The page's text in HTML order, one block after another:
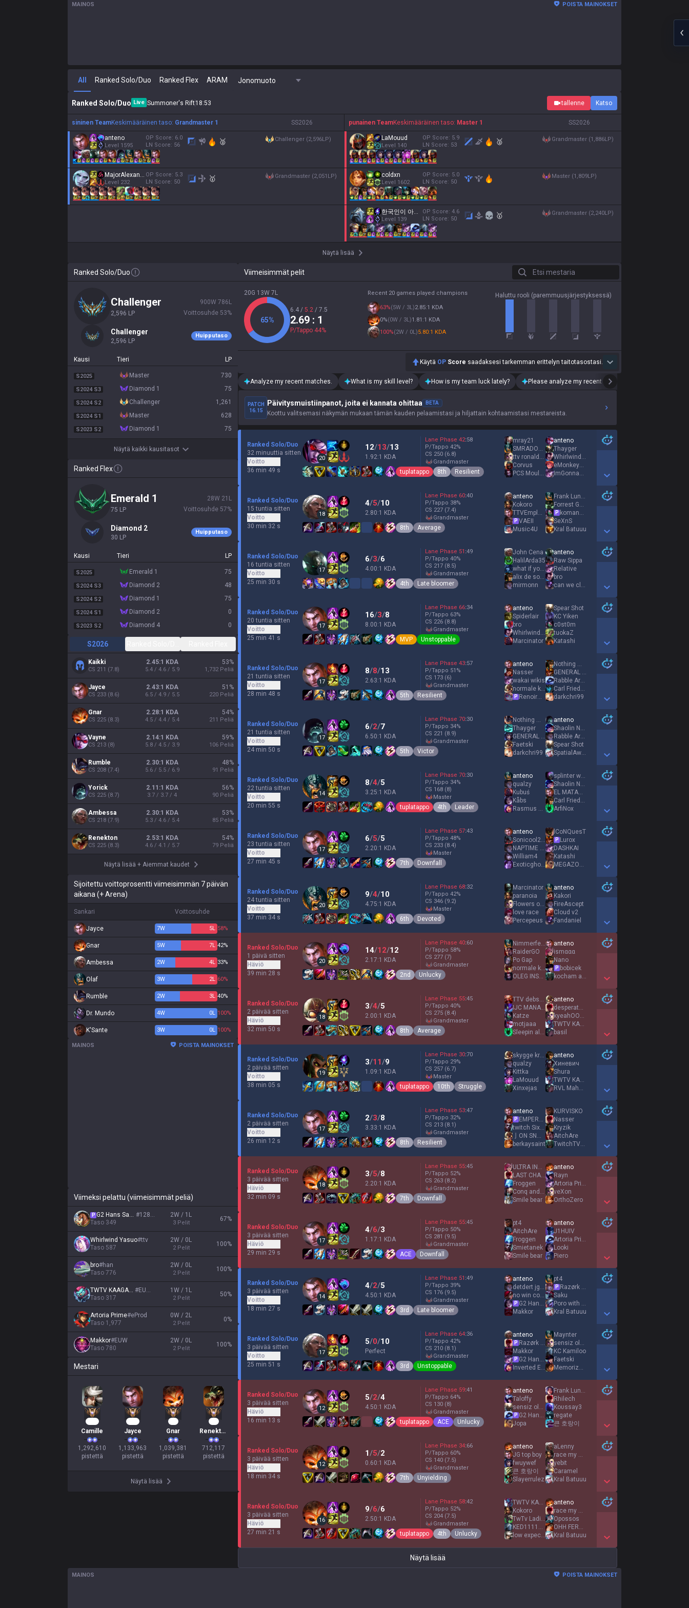
MAINOS POISTA MAINOKSET
All Ranked Solo/Duo Ranked Flex ARAM Jonomuoto
Ranked Solo/Duo Live Summoner's Rift18:54 tallenne Katso
sininen TeamKeskimääräinen taso: Grandmaster 1 SS2026
anteno
Level 1595
OP Score: 6.0
LN Score: 56 🥈 challenger (2,596LP)
MajorAlexander1
Level 232
OP Score: 5.3
LN Score: 50 🥇 grandmaster (2,051LP)
punainen TeamKeskimääräinen taso: Master 1 SS2026
LaMouud
Level 140
OP Score: 5.9
LN Score: 53 🥈 grandmaster (1,886LP)
coldxn
Level 1602
OP Score: 5.0
LN Score: 50
master (1,809LP)
한국인이 아니다
Level 139
OP Score: 4.6
LN Score: 50 🥇 grandmaster (2,240LP)
Näytä lisää
Ranked Solo/Duo
challenger
2,596 LP
900W 786 L
Voittosuhde 53%
challenger
2,596 LP
Huipputaso
Kausi Tieri LP
S2025 master 730
S2024 S3 diamond 1 75
S2024 S2 challenger 1,261
S2024 S1 master 628
S2023 S2 diamond 1 75
Näytä kaikki kausitasot
Ranked Flex
emerald 1
75 LP
28W 21 L
Voittosuhde 57%
diamond 2
30 LP
Huipputaso
Kausi Tieri LP
S2025 emerald 1 75
S2024 S3 diamond 2 48
S2024 S2 diamond 1 75
S2024 S1 diamond 2 0
S2023 S2 diamond 4 0
S2026
Kaikki
CS 211 (7.8)
2.45:1 KDA
5.4 / 4.6 / 5.9
53%
1,732 Peliä
Jayce
CS 233 (8.6)
2.43:1 KDA
6.5 / 4.9 / 5.5
51 %
220 Peliä
Gnar
CS 225 (8.3)
2.28:1 KDA
4.5 / 4.4 / 5.4
54%
211 Peliä
Vayne
CS 213 (8)
2.14:1 KDA
5.8 / 4.5 / 3.9
59%
106 Peliä
Rumble
CS 208 (7.4)
2.30:1 KDA
5.6 / 5.5 / 6.9
48%
91 Peliä
Yorick
CS 225 (8.7)
2.11:1 KDA
3.7 / 3.7 / 4
56%
90 Peliä
Ambessa
CS 218 (7.9)
2.30:1 KDA
5.3 / 4.6 / 5.4
53%
85 Peliä
Renekton
CS 225 (8.3)
2.53:1 KDA
4.6 / 4.1 / 5.7
54%
79 Peliä
Näytä lisää + Aiemmat kaudet
Sijoitettu voittoprosentti viimeisimmän 7 päivän
aikana (+ Arena)
Sankari Voittosuhde
Jayce 7W 5L 58%
Gnar 5W 7L 42%
Ambessa 2W 4L 33%
Olaf 3W 2L 60%
Rumble 2W 3L 40%
Dr. Mundo 4W 0L 100%
K'Sante 3W 0L 100%
MAINOS POISTA MAINOKSET
Viimeksi pelattu (viimeisimmät peliä)
P G2 Hans Sama #12838
Taso 349
2W / 1L
3 Pelit
67%
Whirlwind Yasuo#ttv
Taso 587
2W / 0L
2 Pelit
100%
bro#han
Taso 776
2W / 0L
2 Pelit
100%
TWTV KAAGAROO #EUW11
Taso 317
1W / 1L
2 Pelit
50%
Αrtoria Prime#eProd
Taso 1,977
0W / 2L
2 Pelit
0%
Makkor#EUW
Taso 780
2W / 0L
2 Pelit
100%
Mestari
Camille
1,292,610
pistettä
Jayce
1,133,963
pistettä
Gnar
1,039,381
pistettä
Renekton
712,117
pistettä
Näytä lisää
Viimeisimmät pelit Etsi mestaria
20G 13W 7L
65%
6.4 / 5.2 / 7.5
2.69 : 1
P/Tappo 44%
Recent 20 games played champions
63%(5W / 3L)2.85:1 KDA
0%(0W / 3L)1.81:1 KDA
100%(2W / 0L)5.80:1 KDA
Haluttu rooli (paremmuusjärjestyksessä)
Käytä OP Score saadaksesi tarkemman erittelyn taitotasostasi.
Analyze my recent matches. What is my skill level? How is my team luck lately? Please analyze my recent playstyle.
PATCH
16.15
Päivitysmuistiinpanot, joita ei kannata ohittaa BETA
Koottu valitsemasi näkymän mukaan tämän kauden pelaamistasi ja hiljattain kohtaamistasi mestareista.
Ranked Solo/Duo
32 minuuttia sitten
Voitto
36 min 49 s
20
12/13/13
1.92:1 KDA
Lane Phase 42:58
P/Tappo 42%
CS 250 (6.8)
grandmaster
tuplatappo 8th Resilient
mray21
SMRADOCH ZICSSI
ttv ronaldoo
Corvus
PCS Moule frite
anteno
Thayger
Whirlwind Yasuo
eMonkeyz Run
ImGonnaGrowWings
Show More Detail Games
Ranked Solo/Duo
15 tuntia sitten
Voitto
30 min 32 s
18
4/5/10
2.80:1 KDA
Lane Phase 60:40
P/Tappo 38%
CS 227 (7.4)
grandmaster
8th Average
anteno
Kokoro
TTVEmploid
P VAEII
Music4U
Frank Lundy
Forrest Gump
P
komanche uchiha
SeXnS
Kral Batuuu
Show More Detail Games
Ranked Solo/Duo
16 tuntia sitten
Voitto
25 min 30 s
17
6/3/6
4.00:1 KDA
Lane Phase 51 :49
P/Tappo 40%
CS 217 (8.5)
grandmaster
4th Late bloomer
John Cena
HalilArda35
what if you fly
alix de souza
mirmonn
anteno
Raw Sippa
Relative
bro
can we click
Show More Detail Games
Ranked Solo/Duo
20 tuntia sitten
Voitto
25 min 41 s
17
16/3/8
8.00:1 KDA
Lane Phase 66:34
P/Tappo 63%
CS 226 (8.8)
grandmaster
MVP Unstoppable
anteno
Spiderlair
bro
Whirlwind Yasuo
Marcinator
Spear Shot
KC Yiken
c0st0m
tuokaZ
Katashi
Show More Detail Games
Ranked Solo/Duo
21 tuntia sitten
Voitto
28 min 48 s
17
8/8/13
2.63:1 KDA
Lane Phase 43:57
P/Tappo 51 %
CS 173 (6)
grandmaster
5th Resilient
anteno
Nasser
wakai wikis
normale kartofel
P RenoirDessendre
Nothing much
GENERAL detdert
Rabble Arouser
Carl Friedrich
darkchri99
Show More Detail Games
Ranked Solo/Duo
21 tuntia sitten
Voitto
24 min 50 s
17
6/2/7
6.50:1 KDA
Lane Phase 70:30
P/Tappo 34%
CS 221 (8.9)
grandmaster
5th Victor
Nothing much
Thayger
GENERAL detdert
Faetski
darkchri99
anteno
Shaolin Nunu
Rabble Arouser
Spear Shot
SpatialAwareness
Show More Detail Games
Ranked Solo/Duo
22 tuntia sitten
Voitto
20 min 55 s
14
8/4/5
3.25:1 KDA
Lane Phase 70:30
P/Tappo 34%
CS 168 (8)
master
tuplatappo 4th Leader
anteno
qualzy
Kubuś
Kåbs
Rasmus Sørensen
splinter wolf
Shaolin Nunu
EL MATADOR JANIS
Carl Friedrich
ArfiNox
Show More Detail Games
Ranked Solo/Duo
23 tuntia sitten
Voitto
27 min 45 s
17
6/5/5
2.20:1 KDA
Lane Phase 57:43
P/Tappo 48%
CS 233 (8.4)
master
7th Downfall
anteno
Sonicool2005
NAPTIME DEMON
William4
Exoticghost
lCoNQuesT
P Lurox
DASHKAI
Katashi
MEGAZORD XERSUS7
Show More Detail Games
Ranked Solo/Duo
24 tuntia sitten
Voitto
37 min 34 s
20
9/4/10
4.75:1 KDA
Lane Phase 68:32
P/Tappo 42%
CS 346 (9.2)
master
6th Devoted
Marcinator
paranoia
Flowers of Evil
love race
Percepeus
anteno
Kakori
FireAscept
Cloud v2
Fandaniel
Show More Detail Games
Ranked Solo/Duo
1 päivä sitten
Häviö
39 min 28 s
20
14/12/12
2.17:1 KDA
Lane Phase 40:60
P/Tappo 58%
CS 277 (7)
grandmaster
2nd Unlucky
Nimmerfehl
RaiderGO
Po Gap
normale kartofel
OLEG INSEC
anteno
ismααα
Nano
P bobicek
kocham azje
Show More Detail Games
Ranked Solo/Duo
2 päivää sitten
Häviö
32 min 50 s
18
3/4/5
2.00:1 KDA
Lane Phase 55:45
P/Tappo 40%
CS 275 (8.4)
grandmaster
8th Average
TTV debster
IJC MANATY
Katze
motjaaa
Sleepin all Day
anteno
desperate desire
kyeahOOOOOOOOOOO
TWTV KAAGAROO
basil
Show More Detail Games
Ranked Solo/Duo
2 päivää sitten
Voitto
38 min 05 s
19
3/11/9
1.09:1 KDA
Lane Phase 30:70
P/Tappo 29%
CS 257 (6.7)
master
tuplatappo 10th Struggle
skygge kriger
qualzy
Kittka
LaMouud
Xinxejas
anteno
Хиневич
Shura
TWTV KAAGAROO
RVL Mahonix
Show More Detail Games
Ranked Solo/Duo
2 päivää sitten
Voitto
26 min 12 s
17
2/3/8
3.33:1 KDA
Lane Phase 53:47
P/Tappo 32%
CS 213 (8.1)
grandmaster
8th Resilient
anteno
P
EMPEROR AGURIN
twitch Sixten
亅ON SNOW 乂
berkaysaint
KURVISKO
Nasser
Kryzik
AitchAre
TwitchTVxKenzuke
Show More Detail Games
Ranked Solo/Duo
3 päivää sitten
Häviö
32 min 09 s
18
3/5/8
2.20:1 KDA
Lane Phase 55:45
P/Tappo 52%
CS 263 (8.2)
grandmaster
7th Downfall
ULTRA INSTINCT
LAST CHANCE
Froggen
Conq and Donk
Smile bear
anteno
Rayn
Αrtoria Prime
veXon
OrthoZero
Show More Detail Games
Ranked Solo/Duo
3 päivää sitten
Häviö
29 min 29 s
17
4/6/3
1.17:1 KDA
Lane Phase 55:45
P/Tappo 50%
CS 281 (9.5)
grandmaster
ACE Downfall
pt4
AitchAre
Froggen
Smietanek
Smile bear
anteno
J1HUIV
Αrtoria Prime
Looki
Piero
Show More Detail Games
Ranked Solo/Duo
3 päivää sitten
Voitto
18 min 27 s
14
4/2/5
4.50:1 KDA
Lane Phase 51 :49
P/Tappo 39%
CS 176 (9.5)
grandmaster
3rd Late bloomer
anteno
detdert jg acc
no win condition
P
G2 Hans Sama
Makkor
pt4
P
Razørk Activoo
Saku
Poro with Cookie
Kral Batuuu
Show More Detail Games
Ranked Solo/Duo
3 päivää sitten
Voitto
25 min 51 s
17
5/0/10
Perfect
Lane Phase 64:36
P/Tappo 42%
CS 210 (8.1)
grandmaster
3rd Unstoppable
anteno
P
Razørk Activoo
Makkor
P
G2 Hans Sama
Inverted Enoch
Maynter
sensiz olmaz
KC Kamiloo
Faetski
Memorize Me
Show More Detail Games
Ranked Solo/Duo
3 päivää sitten
Häviö
16 min 13 s
12
5/2/4
4.50:1 KDA
Lane Phase 59:41
P/Tappo 64%
CS 130 (8)
grandmaster
tuplatappo ACE Unlucky
anteno
Taloffy
sensiz olmaz
P
G2 Hans Sama
Jopa
Frank Lundy
Rhilech
Koυssay3
regate
큰 호랑이
Show More Detail Games
Ranked Solo/Duo
3 päivää sitten
Häviö
18 min 34 s
12
1/5/2
0.60:1 KDA
Lane Phase 34:66
P/Tappo 60%
CS 140 (7.5)
grandmaster
7th Unyielding
anteno
JG top boy
fwuywef
큰 호랑이
Slayerrulez
aLenny
race my mind
yebit
Caramel
Kral Batuuu
Show More Detail Games
Ranked Solo/Duo
3 päivää sitten
Häviö
27 min 21 s
16
9/6/6
2.50:1 KDA
Lane Phase 58:42
P/Tappo 52%
CS 204 (7.5)
grandmaster
tuplatappo 4th Unlucky
TWTV KAAGAROO
Kokoro
TwTv LadicusVibe
KED1111111
low expectations
anteno
race my mind
Opossos
OHH FERRÁN
Kral Batuuu
Show More Detail Games
Näytä lisää
MAINOS POISTA MAINOKSET